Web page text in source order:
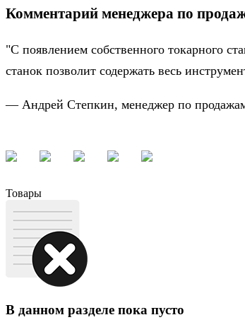
Комментарий менеджера по
"С появлением собственного токарного
станок позволит содержать весь
— Андрей Степкин, менеджер по
Товары
В данном разделе пока пусто